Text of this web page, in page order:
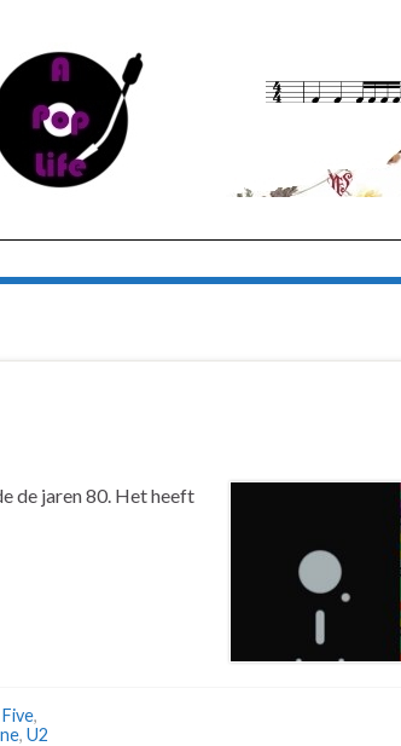
de jaren 80. Het heeft
,
, U2